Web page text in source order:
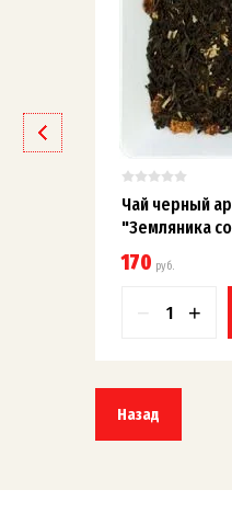
Чай черный
"Земляника
170 руб.
− +
Назад